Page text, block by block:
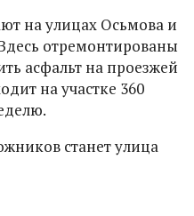
на улицах Осьмова и
отремонтированы
асфальт на проезжей
на участке 360
станет улица